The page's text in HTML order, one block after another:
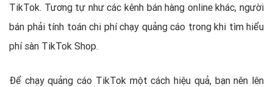
TikTok. Tương tự như các kênh bán hàng online khác, người
bán phải tính toán chi phí chạy quảng cáo trong khi tìm hiểu
phí sàn TikTok Shop.
Để chạy quảng cáo TikTok một cách hiệu quả, bạn nên lên